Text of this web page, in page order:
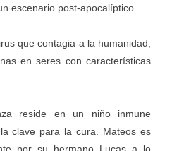
escenario post-apocalíptico.
que contagia a la humanidad,
en seres con características
reside en un niño inmune
clave para la cura. Mateos es